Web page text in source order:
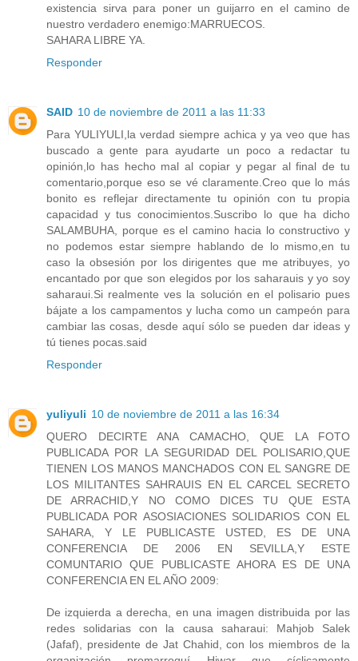
existencia sirva para poner un guijarro en el camino de
nuestro verdadero enemigo:MARRUECOS.
SAHARA LIBRE YA.
Responder
SAID 10 de noviembre de 2011 a las 11:33
Para YULIYULI,la verdad siempre achica y ya veo que has
buscado a gente para ayudarte un poco a redactar tu
opinión,lo has hecho mal al copiar y pegar al final de tu
comentario,porque eso se vé claramente.Creo que lo más
bonito es reflejar directamente tu opinión con tu propia
capacidad y tus conocimientos.Suscribo lo que ha dicho
SALAMBUHA, porque es el camino hacia lo constructivo y
no podemos estar siempre hablando de lo mismo,en tu
caso la obsesión por los dirigentes que me atribuyes, yo
encantado por que son elegidos por los saharauis y yo soy
saharaui.Si realmente ves la solución en el polisario pues
bájate a los campamentos y lucha como un campeón para
cambiar las cosas, desde aquí sólo se pueden dar ideas y
tú tienes pocas.said
Responder
yuliyuli 10 de noviembre de 2011 a las 16:34
QUERO DECIRTE ANA CAMACHO, QUE LA FOTO
PUBLICADA POR LA SEGURIDAD DEL POLISARIO,QUE
TIENEN LOS MANOS MANCHADOS CON EL SANGRE DE
LOS MILITANTES SAHRAUIS EN EL CARCEL SECRETO
DE ARRACHID,Y NO COMO DICES TU QUE ESTA
PUBLICADA POR ASOSIACIONES SOLIDARIOS CON EL
SAHARA, Y LE PUBLICASTE USTED, ES DE UNA
CONFERENCIA DE 2006 EN SEVILLA,Y ESTE
COMUNTARIO QUE PUBLICASTE AHORA ES DE UNA
CONFERENCIA EN EL AÑO 2009:
De izquierda a derecha, en una imagen distribuida por las
redes solidarias con la causa saharaui: Mahjob Salek
(Jafaf), presidente de Jat Chahid, con los miembros de la